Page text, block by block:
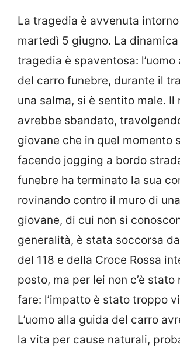
La tragedia è avvenuta
martedì 5 giugno. La
tragedia è spaventosa: l’uomo
del carro funebre, durante il
una salma, si è sentito male. Il
avrebbe sbandato,
giovane che in quel momento
facendo jogging a bordo
funebre ha terminato la sua
rovinando contro il muro di
giovane, di cui non si
generalità, è stata soccorsa
del 118 e della Croce Rossa
posto, ma per lei non c’è stato
fare: l’impatto è stato troppo
L’uomo alla guida del carro
la vita per cause naturali,